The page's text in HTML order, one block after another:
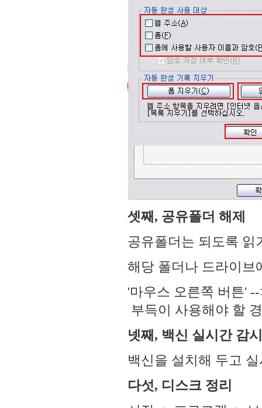
셋째, 공유폴더 해제
공유폴더는 되도록 읽
해당 폴더나 드라이브
'마우스 오른쪽 버튼'
부득이 사용해야 할
넷째, 백신 실시간 감
백신을 설치해 두고
다섯, 디스크 정리